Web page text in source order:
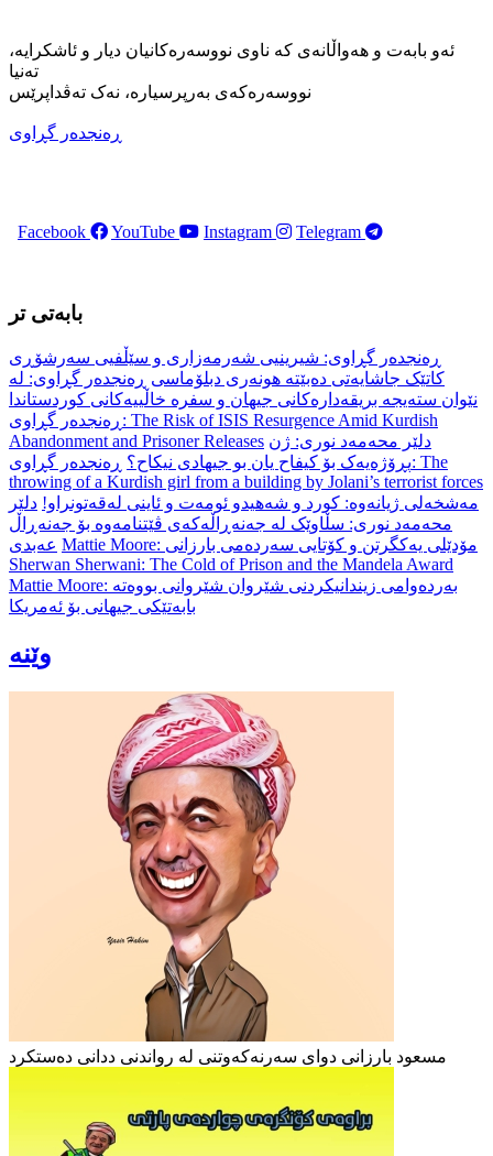
ئەو بابەت و هەواڵانەی کە ناوی نووسەرەکانیان دیار و ئاشکرایە،
تەنیا
نووسەرەکەی بەرپرسیارە، نەک تەڤداپرێس
ڕەنجدەر گڕاوی
Facebook YouTube Instagram Telegram
بابەتی تر
ڕەنجدەر گڕاوی: شیرینیی شەرمەزاری و سێڵفیی سەرشۆڕی
کاتێک جاشایەتی دەبێتە هونەری دبلۆماسی ڕەنجدەر گڕاوی: لە
نێوان ستەیجە بریقەدارەکانی جیهان و سفرە خاڵییەکانی کوردستاندا
ڕەنجدەر گڕاوی: The Risk of ISIS Resurgence Amid Kurdish
Abandonment and Prisoner Releases دلێر محەمەد نوری: ژن
پڕۆژەیەک بۆ کیفاح یان بو جیهادی نیکاح؟ ڕەنجدەر گڕاوی: The
throwing of a Kurdish girl from a building by Jolani’s terrorist forces
مەشخەلی ژیانەوە: کورد و شەهیدو ئومەت و ئاینی لەقەتونراو! دلێر
محەمەد نوری: سڵاوێک لە جەنەڕاڵەکەی ڤێتنامەوە بۆ جەنەڕاڵ
عەبدی
Mattie Moore: مۆدێلی یەکگرتن و کۆتایی سەردەمی بارزانی
Sherwan Sherwani: The Cold of Prison and the Mandela Award
Mattie Moore: بەردەوامی زیندانیکردنی شێروان شێروانی بووەتە
بابەتێکی جیهانی بۆ ئەمریکا
وێنە
مسعود بارزانی دوای سەرنەکەوتنی لە رواندنی ددانی دەستکرد